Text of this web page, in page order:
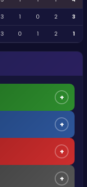
3 1 0 2 3
3 0 1 2 1
+
+
+
+